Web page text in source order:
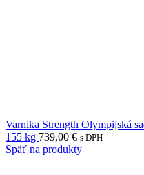
Varnika Strength Olympijská
155 kg 739,00 € s DPH
Späť na produkty